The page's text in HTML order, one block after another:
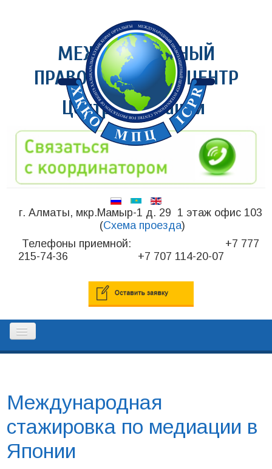
МЕЖДУНАРОДНЫЙ
ПРАВОЗАЩИТНЫЙ ЦЕНТР
Центр медиации
г. Алматы, мкр.Мамыр-1 д. 29 1 этаж офис 103
(Схема проезда)
Телефоны приемной: +7 777
215-74-36 +7 707 114-20-07
МЕДИАТОРОВ
Международная
стажировка по медиации в
Японии